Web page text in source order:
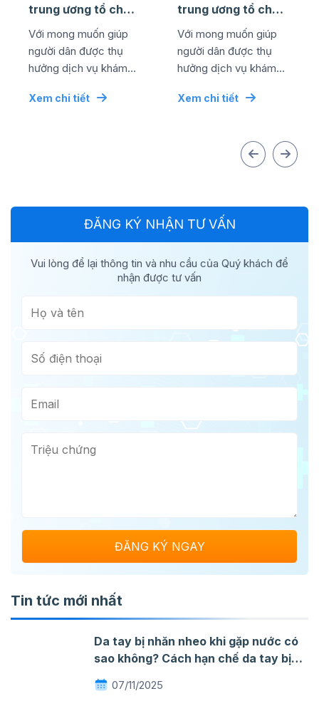
trung ương tổ chức
thành công lễ kỷ
niệm ngày quốc tế
...
Với mong muốn giúp
người dân được thụ
hưởng dịch vụ khám
cao bằng mức chi phí
Xem chi tiết
trung ương tổ chức
thành công lễ kỷ
niệm ngày quốc tế
...
Với mong muốn giúp
người dân được thụ
hưởng dịch vụ khám
cao bằng mức chi phí
Xem chi tiết
ĐĂNG KÝ NHẬN TƯ VẤN
Vui lòng để lại thông tin và nhu cầu của Quý khách để
nhận được tư vấn
Tin tức mới nhất
Da tay bị nhăn nheo khi gặp nước có
sao không? Cách hạn chế da tay bị
nhăn khi gặp nước
07/11/2025